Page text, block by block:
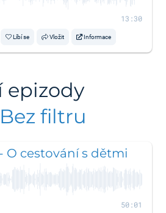
13:30
Líbí se Vložit Informace
epizody
Bez filtru
O cestování s dětmi
50:01